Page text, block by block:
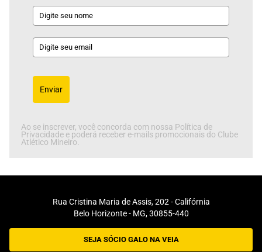
Enviar
Ao se inscrever, você concorda com nossa Política de
Privacidade e poderá receber e-mails promocionais do Clube
Atlético Mineiro.
Rua Cristina Maria de Assis, 202 - Califórnia
Belo Horizonte - MG, 30855-440
SEJA SÓCIO GALO NA VEIA